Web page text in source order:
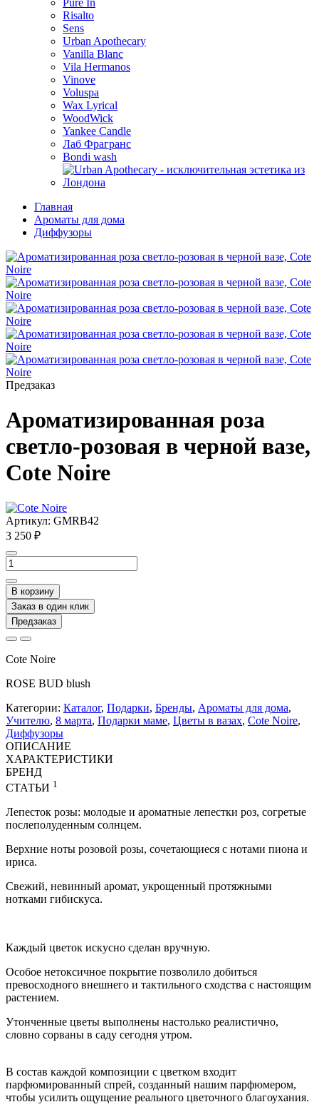
Pure In
Risalto
Sens
Urban Apothecary
Vanilla Blanc
Vila Hermanos
Vinove
Voluspa
Wax Lyrical
WoodWick
Yankee Candle
Лаб Фрагранс
Bondi wash
Главная
Ароматы для дома
Диффузоры
Предзаказ
Ароматизированная роза
светло-розовая в черной вазе,
Cote Noire
Артикул: GMRB42
3 250 ₽
В корзину
Заказ в один клик
Предзаказ
Cote Noire
ROSE BUD blush
Категории: Каталог, Подарки, Бренды, Ароматы для дома,
Учителю, 8 марта, Подарки маме, Цветы в вазах, Cote Noire,
Диффузоры
ОПИСАНИЕ
ХАРАКТЕРИСТИКИ
БРЕНД
СТАТЬИ 1
Лепесток розы: молодые и ароматные лепестки роз, согретые
послеполуденным солнцем.
Верхние ноты розовой розы, сочетающиеся с нотами пиона и
ириса.
Свежий, невинный аромат, укрощенный протяжными
нотками гибискуса.
Каждый цветок искусно сделан вручную.
Особое нетоксичное покрытие позволило добиться
превосходного внешнего и тактильного сходства с настоящим
растением.
Утонченные цветы выполнены настолько реалистично,
словно сорваны в саду сегодня утром.
В состав каждой композиции с цветком входит
парфюмированный спрей, созданный нашим парфюмером,
чтобы усилить ощущение реального цветочного благоухания.